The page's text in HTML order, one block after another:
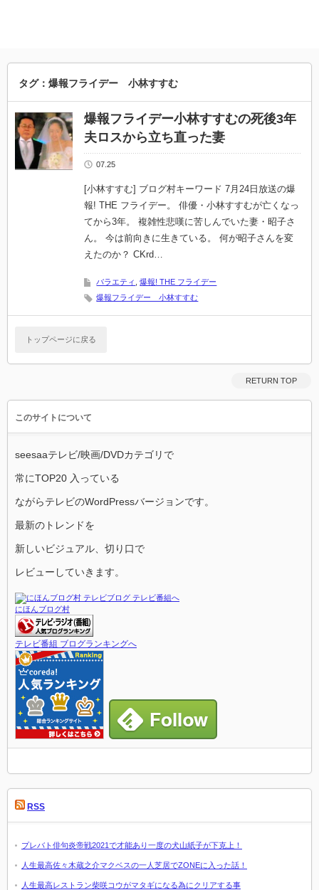
タグ：爆報フライデー 小林すすむ
爆報フライデー小林すすむの死後3年
夫ロスから立ち直った妻
07.25
[小林すすむ] ブログ村キーワード 7月24日放送の爆
報! THE フライデー。 俳優・小林すすむが亡くなっ
てから3年。 複雑性悲嘆に苦しんでいた妻・昭子さ
ん。 今は前向きに生きている。 何が昭子さんを変
えたのか？ CKrd…
バラエティ ,爆報! THE フライデー
爆報フライデー 小林すすむ
トップページに戻る
RETURN TOP
このサイトについて
seesaaテレビ/映画/DVDカテゴリで
常にTOP20 入っている
ながらテレビのWordPressバージョンです。
最新のトレンドを
新しいビジュアル、切り口で
レビューしていきます。
にほんブログ村
テレビ番組 ブログランキングへ
RSS
プレバト俳句炎帝戦2021で才能あり一度の犬山紙子が下克上！
人生最高佐々木蔵之介マクベスの一人芝居でZONEに入った話！
人生最高レストラン柴咲コウがマタギになる為にクリアする事